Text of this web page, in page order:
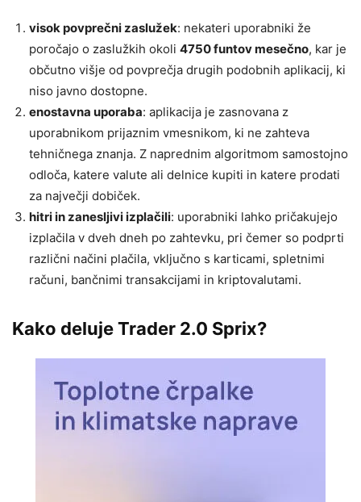
visok povprečni zaslužek: nekateri uporabniki že
poročajo o zaslužkih okoli 4750 funtov mesečno, kar je
občutno višje od povprečja drugih podobnih aplikacij, ki
niso javno dostopne.
enostavna uporaba: aplikacija je zasnovana z
uporabnikom prijaznim vmesnikom, ki ne zahteva
tehničnega znanja. Z naprednim algoritmom samostojno
odloča, katere valute ali delnice kupiti in katere prodati
za največji dobiček.
hitri in zanesljivi izplačili: uporabniki lahko pričakujejo
izplačila v dveh dneh po zahtevku, pri čemer so podprti
različni načini plačila, vključno s karticami, spletnimi
računi, bančnimi transakcijami in kriptovalutami.
Kako deluje Trader 2.0 Sprix?